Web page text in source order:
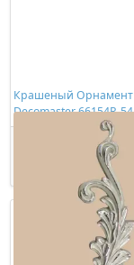
Крашеный Орнамент
Decomaster 66154R-54
2891,00 ₽/шт
Купить